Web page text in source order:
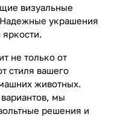
визуальные
украшения
яркости.
не только от
стиля вашего
животных.
мы
решения и